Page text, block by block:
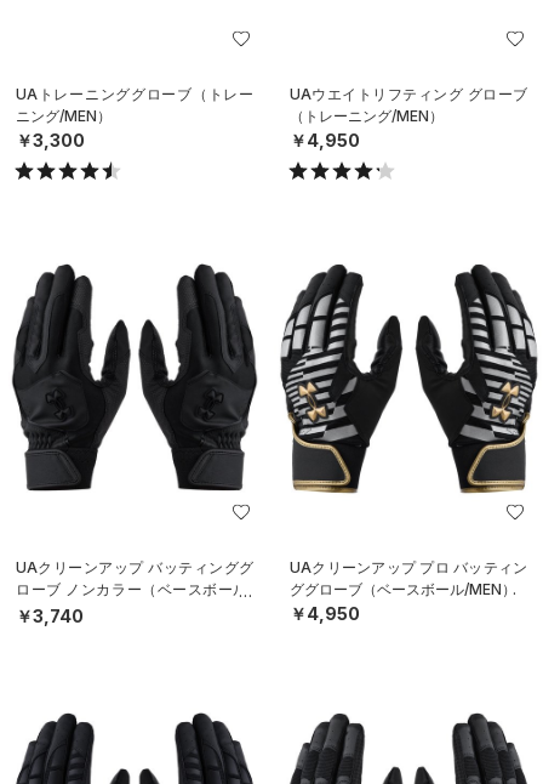
UAトレーニンググローブ（トレー
ニング/MEN）
￥3,300
UAウエイトリフティング グローブ
（トレーニング/MEN）
￥4,950
UAクリーンアップ バッティンググ
ローブ ノンカラー（ベースボール/
MEN）
￥3,740
UAクリーンアップ プロ バッティン
ググローブ（ベースボール/MEN）
￥4,950